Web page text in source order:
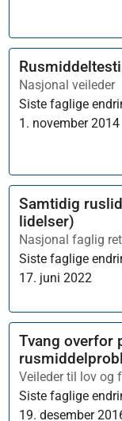
Nasjonal veileder
Siste faglige
1. november 2014
Samtidig
lidelser)
Nasjonal faglig
Siste faglige
17. juni 2022
Tvang overfor
Veileder til lov og
Siste faglige
19. desember